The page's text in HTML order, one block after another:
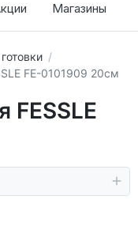
Магазины
FE-0101909 20см
FESSLE